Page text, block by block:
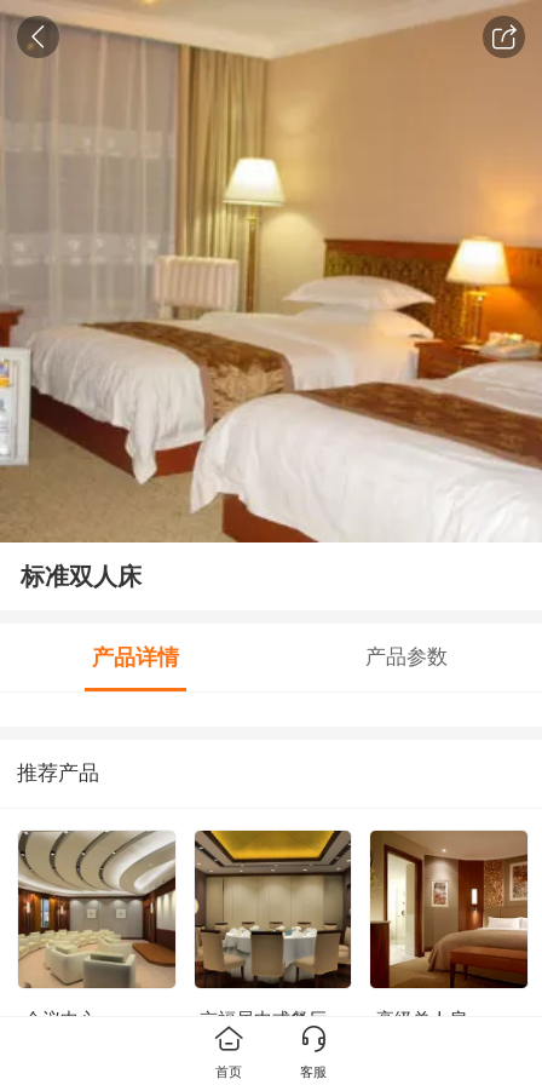
标准双人床
产品详情 产品参数
推荐产品
会议中心 京福居中式餐厅 高级单人房
首页 客服